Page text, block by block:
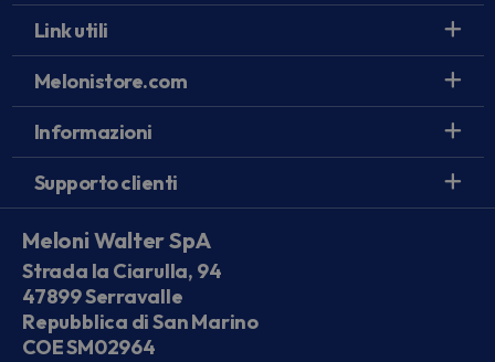
Link utili
Melonistore.com
Informazioni
Supporto clienti
Meloni Walter SpA
Strada la Ciarulla, 94
47899 Serravalle
Repubblica di San Marino
COE SM02964